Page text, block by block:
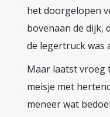
het doorgelopen
bovenaan de dijk,
de legertruck was
Maar laatst vroeg
meisje met
meneer wat